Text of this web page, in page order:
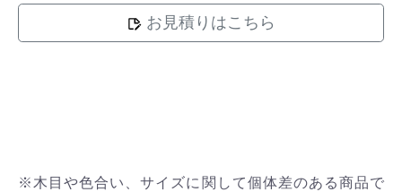
お見積りはこちら
※木目や色合い、サイズに関して個体差のある商品で